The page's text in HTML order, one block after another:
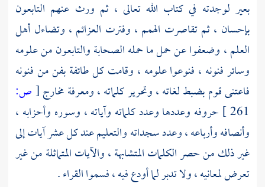
بعير لوجدته في كتاب الله تعالى ، ثم ورث عنهم التابعون
بإحسان ، ثم تقاصرت الهمم ، وفترت العزائم ، وتضاءل أهل
العلم ، وضعفوا عن حمل ما حمله الصحابة والتابعون من علومه
وسائر فنونه ، فنوعوا علومه ، وقامت كل طائفة بفن من فنونه
فاعتنى قوم بضبط لغاته ، وتحرير كلماته ، ومعرفة مخارج[ص:
261 ] حروفه وعددها وعدد كلماته وآياته ، وسوره وأحزابه ،
وأنصافه وأرباعه ، وعدد سجداته والتعليم عند كل عشر آيات إلى
غير ذلك من حصر الكلمات المتشابهة ، والآيات المتماثلة من غير
تعرض لمعانيه ، ولا تدبر لما أودع فيه ، فسموا القراء .